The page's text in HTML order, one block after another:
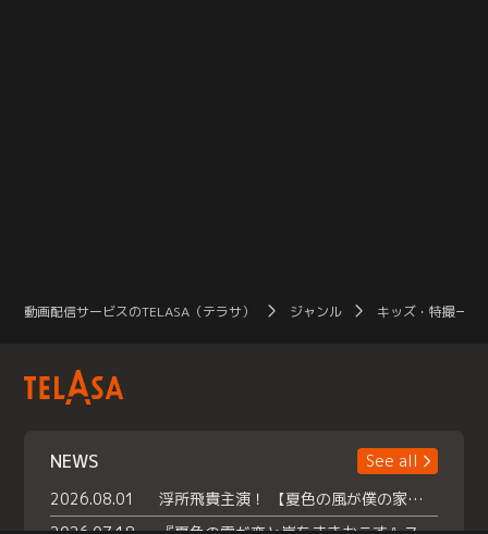
動画配信サービスのTELASA（テラサ） ジャンル キッズ・特撮一覧
NEWS
See all
2026.08.01
浮所飛貴主演！ 【夏色の風が僕の家にやってきた】 本日よりテラサで独占配信スタート！